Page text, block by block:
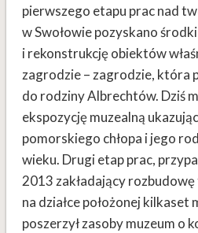
pierwszego etapu prac nad
w Swołowie pozyskano
i rekonstrukcję obiektów
zagrodzie – zagrodzie, która
do rodziny Albrechtów. Dziś
ekspozycję muzealną
pomorskiego chłopa i jego
wieku. Drugi etap prac,
2013 zakładający rozbudowę
na działce położonej kilkaset
poszerzył zasoby muzeum o